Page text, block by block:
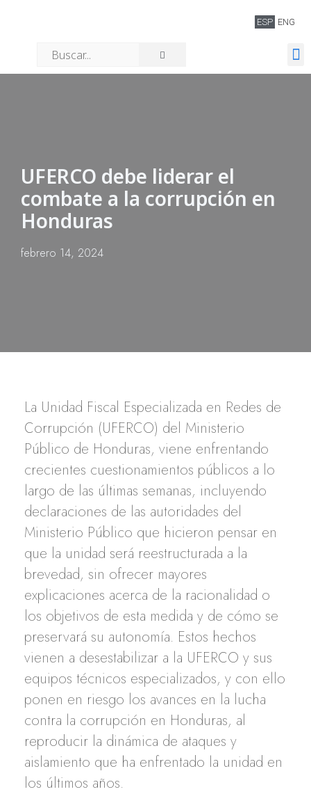
ESP ENG
UFERCO debe liderar el
combate a la corrupción en
Honduras
febrero 14, 2024
La Unidad Fiscal Especializada en Redes de
Corrupción (UFERCO) del Ministerio
Público de Honduras, viene enfrentando
crecientes cuestionamientos públicos a lo
largo de las últimas semanas, incluyendo
declaraciones de las autoridades del
Ministerio Público que hicieron pensar en
que la unidad será reestructurada a la
brevedad, sin ofrecer mayores
explicaciones acerca de la racionalidad o
los objetivos de esta medida y de cómo se
preservará su autonomía. Estos hechos
vienen a desestabilizar a la UFERCO y sus
equipos técnicos especializados, y con ello
ponen en riesgo los avances en la lucha
contra la corrupción en Honduras, al
reproducir la dinámica de ataques y
aislamiento que ha enfrentado la unidad en
los últimos años.